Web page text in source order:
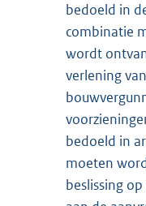
bedoeld in
combinatie
wordt
verlening
bedoeld in
moeten
beslissing